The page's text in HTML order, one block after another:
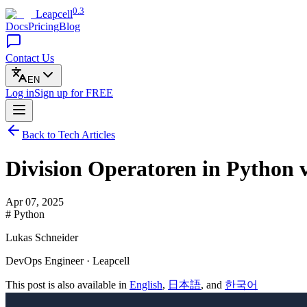
Leapcell0.3
DocsPricingBlog
Contact Us
EN
Log inSign up for FREE
Back to Tech Articles
Division Operatoren in Python
Apr 07, 2025
# Python
Lukas Schneider
DevOps Engineer · Leapcell
This post is also available in English, 日本語, and 한국어